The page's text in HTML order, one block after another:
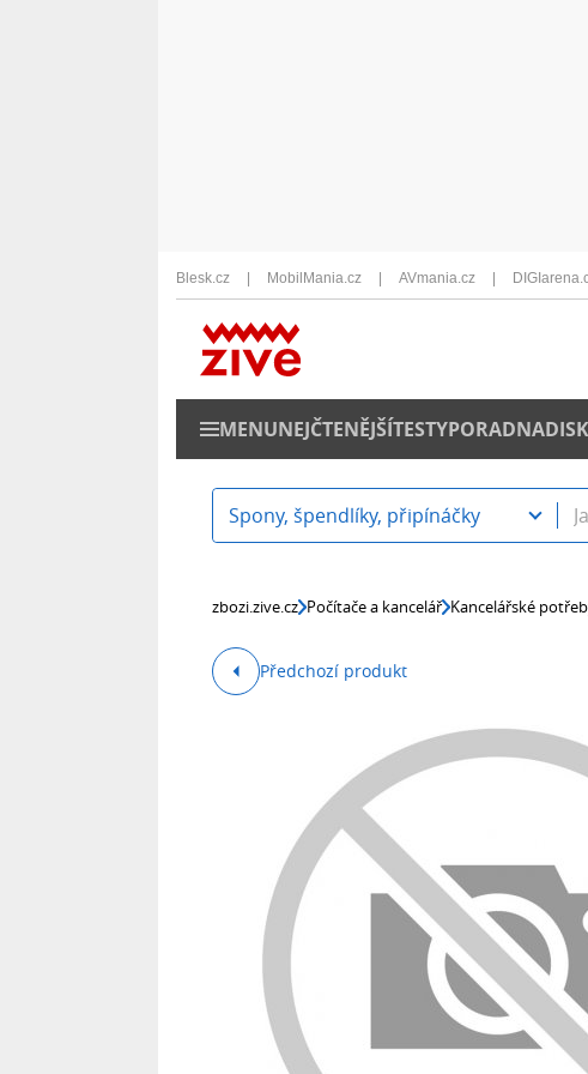
Blesk.cz MobilMania.cz AVmania.cz
MENUNEJČTENĚJŠÍTESTYPORADNA
Spony, špendlíky, připínáčky
zbozi.zive.cz Počítače a kancelář Kancelářské
Předchozí produkt